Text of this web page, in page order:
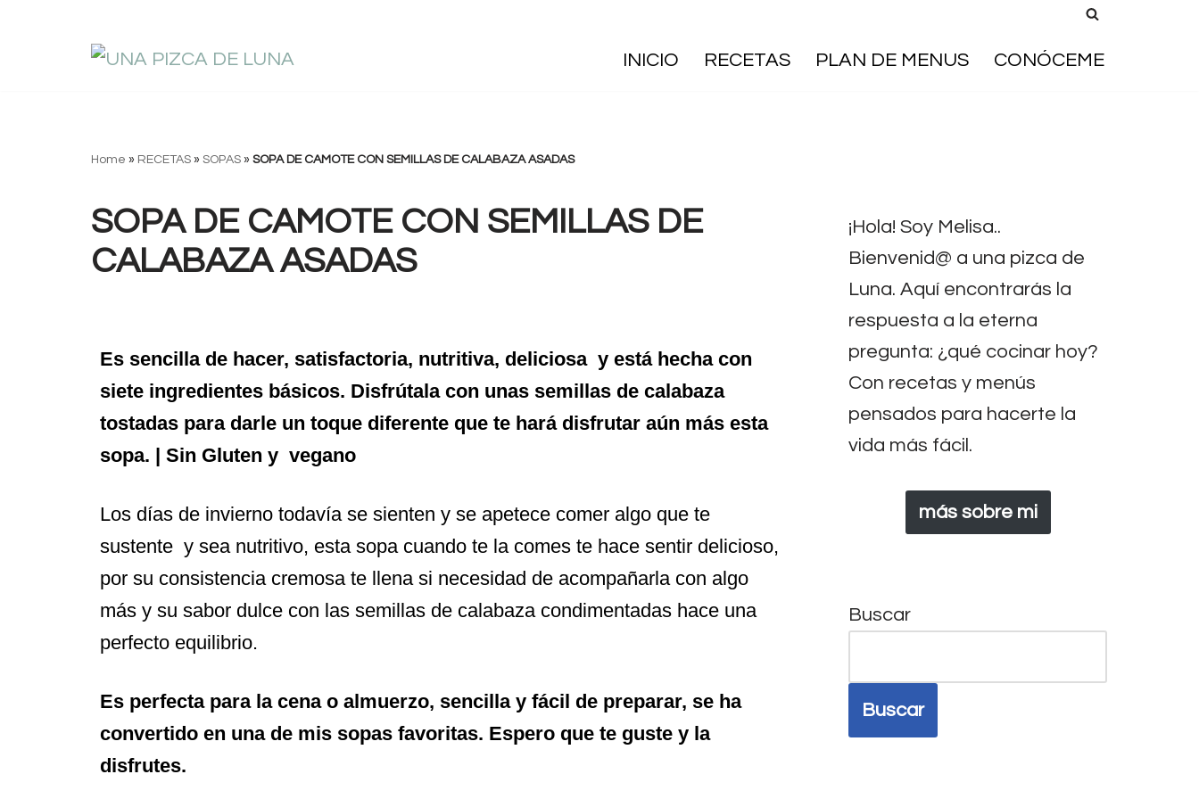
INICIO RECETAS PLAN DE MENUS CONÓCEME
Home » RECETAS » SOPAS » SOPA DE CAMOTE CON SEMILLAS DE CALABAZA ASADAS
SOPA DE CAMOTE CON SEMILLAS DE
CALABAZA ASADAS
Es sencilla de hacer, satisfactoria, nutritiva, deliciosa y está hecha con
siete ingredientes básicos. Disfrútala con unas semillas de calabaza
tostadas para darle un toque diferente que te hará disfrutar aún más esta
sopa. | Sin Gluten y vegano
Los días de invierno todavía se sienten y se apetece comer algo que te
sustente y sea nutritivo, esta sopa cuando te la comes te hace sentir delicioso,
por su consistencia cremosa te llena si necesidad de acompañarla con algo
más y su sabor dulce con las semillas de calabaza condimentadas hace una
perfecto equilibrio.
Es perfecta para la cena o almuerzo, sencilla y fácil de preparar, se ha
convertido en una de mis sopas favoritas. Espero que te guste y la
disfrutes.
¡Hola! Soy Melisa..
Bienvenid@ a una pizca de
Luna. Aquí encontrarás la
respuesta a la eterna
pregunta: ¿qué cocinar hoy?
Con recetas y menús
pensados para hacerte la
vida más fácil.
más sobre mi
Buscar
Buscar